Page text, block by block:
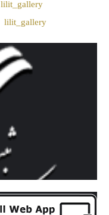
lilit_gallery
lilit_gallery